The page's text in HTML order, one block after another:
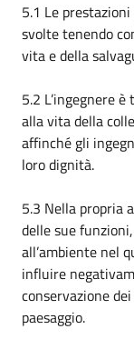
5.1 Le
svolte tenendo
vita e della
5.2 L’ingegnere
alla vita della
affinché gli
loro dignità.
5.3 Nella propria
delle sue
all’ambiente nel
influire
conservazione
paesaggio.